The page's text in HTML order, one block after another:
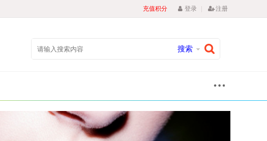
充值积分 登录 | 注册
搜索